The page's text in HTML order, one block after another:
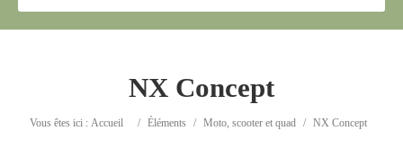
Catégorie
NX Concept
Vous êtes ici : Accueil / Éléments / Moto, scooter et quad / NX Concept